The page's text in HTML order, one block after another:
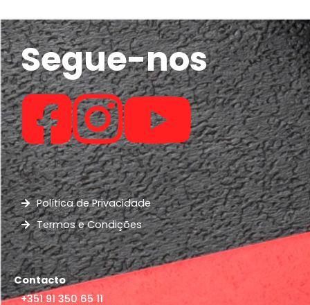
Segue-nos
Política de Privacidade
Termos e Condições
Contacto
+351 91 350 65 11